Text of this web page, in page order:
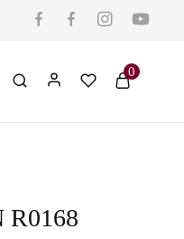
0